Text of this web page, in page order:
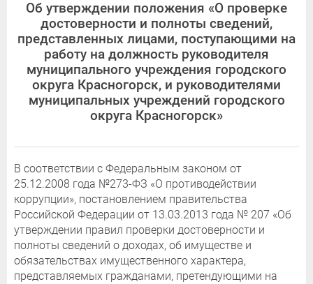
Об утверждении положения «О проверке
достоверности и полноты сведений,
представленных лицами, поступающими на
работу на должность руководителя
муниципального учреждения городского
округа Красногорск, и руководителями
муниципальных учреждений городского
округа Красногорск»
В соответствии с Федеральным законом от
25.12.2008 года №273-ФЗ «О противодействии
коррупции», постановлением правительства
Российской Федерации от 13.03.2013 года № 207 «Об
утверждении правил проверки достоверности и
полноты сведений о доходах, об имуществе и
обязательствах имущественного характера,
представляемых гражданами, претендующими на